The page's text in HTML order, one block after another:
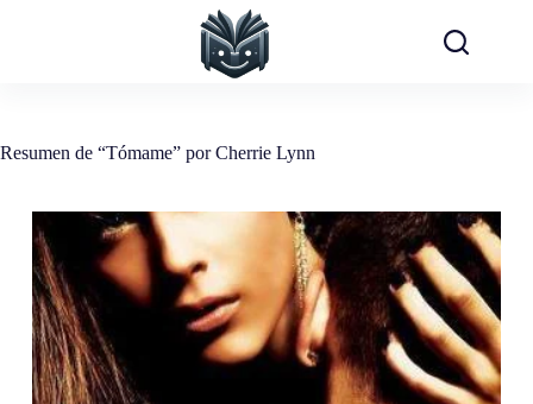
Resumen de “Tómame” por Cherrie Lynn